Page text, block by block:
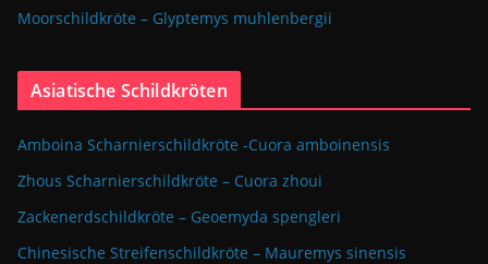
Moorschildkröte – Glyptemys muhlenbergii
Asiatische Schildkröten
Amboina Scharnierschildkröte -Cuora amboinensis
Zhous Scharnierschildkröte – Cuora zhoui
Zackenerdschildkröte – Geoemyda spengleri
Chinesische Streifenschildkröte – Mauremys sinensis